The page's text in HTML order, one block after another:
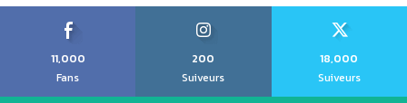
11,000
Fans
200
Suiveurs
18,000
Suiveurs